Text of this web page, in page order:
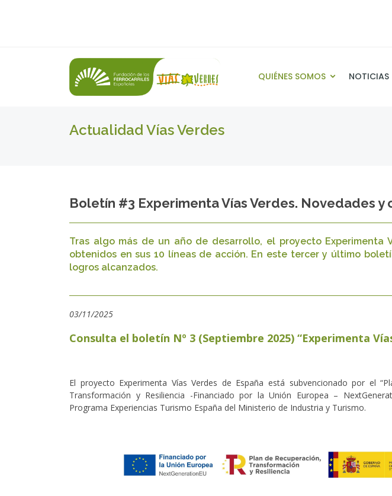
QUIÉNES SOMOS NOTICIAS
Actualidad Vías Verdes
Boletín #3 Experimenta Vías Verdes. Novedades
Tras algo más de un año de desarrollo, el proyecto
obtenidos en sus 10 líneas de acción. En este tercer y último
logros alcanzados.
03/11/2025
Consulta el boletín Nº 3 (Septiembre 2025) “Experimenta
El proyecto Experimenta Vías Verdes de España está subvencionado por el
Transformación y Resiliencia -Financiado por la Unión Europea –
Programa Experiencias Turismo España del Ministerio de Industria y Turismo.